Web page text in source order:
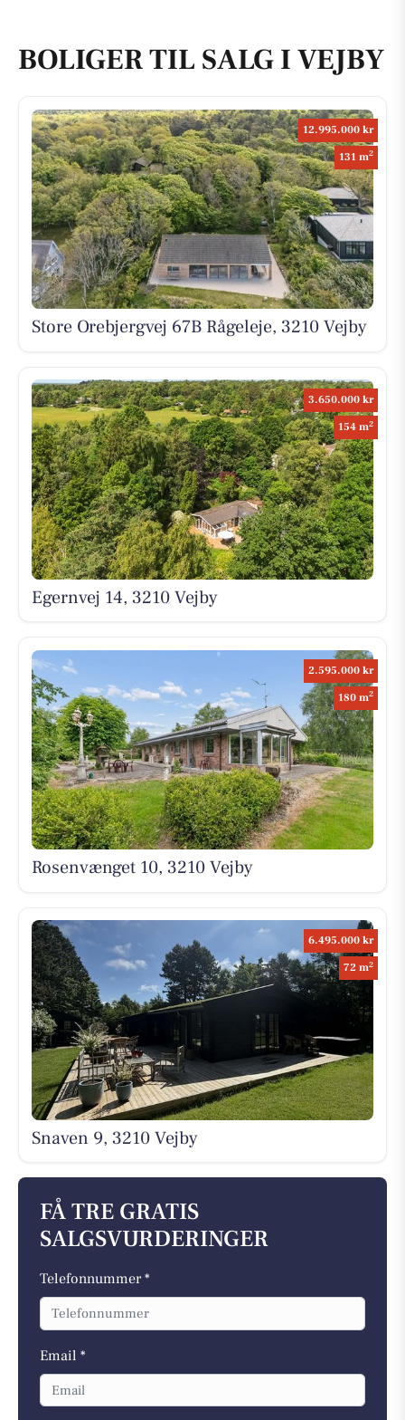
BOLIGER TIL SALG I VEJBY
12.995.000 kr
131 m2
Store Orebjergvej 67B Rågeleje, 3210 Vejby
3.650.000 kr
154 m2
Egernvej 14, 3210 Vejby
2.595.000 kr
180 m2
Rosenvænget 10, 3210 Vejby
6.495.000 kr
72 m2
Snaven 9, 3210 Vejby
FÅ TRE GRATIS
SALGSVURDERINGER
Telefonnummer *
Email *